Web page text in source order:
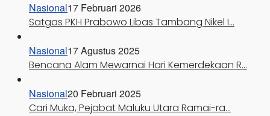
Nasional17 Februari 2026
Satgas PKH Prabowo Libas Tambang Nikel I…
Nasional17 Agustus 2025
Bencana Alam Mewarnai Hari Kemerdekaan R…
Nasional20 Februari 2025
Cari Muka, Pejabat Maluku Utara Ramai-ra…